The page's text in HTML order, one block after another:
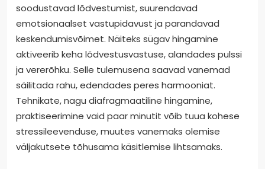
soodustavad lõdvestumist, suurendavad
emotsionaalset vastupidavust ja parandavad
keskendumisvõimet. Näiteks sügav hingamine
aktiveerib keha lõdvestusvastuse, alandades pulssi
ja vererõhku. Selle tulemusena saavad vanemad
säilitada rahu, edendades peres harmooniat.
Tehnikate, nagu diafragmaatiline hingamine,
praktiseerimine vaid paar minutit võib tuua kohese
stressileevenduse, muutes vanemaks olemise
väljakutsete tõhusama käsitlemise lihtsamaks.